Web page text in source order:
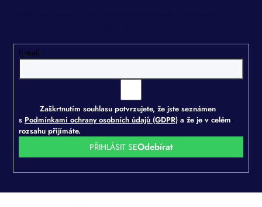
E-mail
Zaškrtnutím souhlasu potvrzujete, že jste seznámen
s Podmínkami ochrany osobních údajů (GDPR)a že je v celém
rozsahu přijímáte.
PŘIHLÁSIT SE
Z